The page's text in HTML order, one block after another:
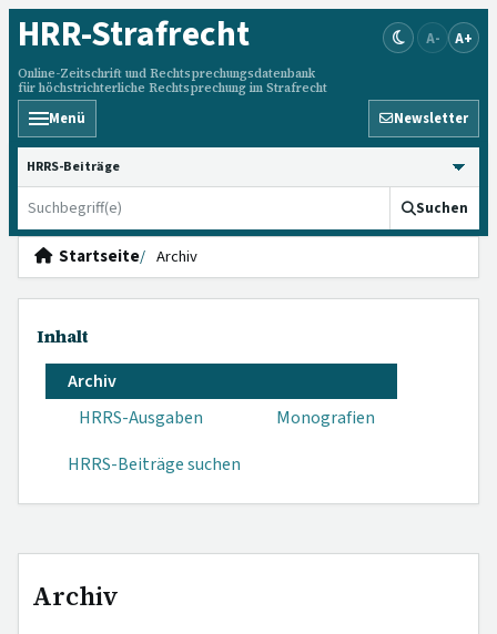
HRR-Strafrecht
Online-Zeitschrift und Rechtsprechungsdatenbank
für höchstrichterliche Rechtsprechung im Strafrecht
A- A+
Menü Newsletter
HRRS durchsuchen
Suchen
Startseite Archiv
Inhalt
Archiv
HRRS-Ausgaben
Monografien
HRRS-Beiträge suchen
Archiv